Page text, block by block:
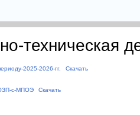
техническая
2025-2026-гг. Скачать
ОЗП-с-МПОЭ Скачать